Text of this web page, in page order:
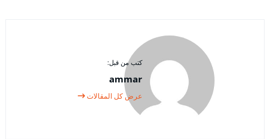
كتب من قبل:
ammar
عرض كل المقالات